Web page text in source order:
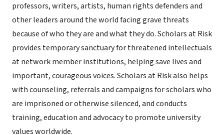
professors, writers, artists, human rights defenders and
other leaders around the world facing grave threats
because of who they are and what they do. Scholars at Risk
provides temporary sanctuary for threatened intellectuals
at network member institutions, helping save lives and
important, courageous voices. Scholars at Risk also helps
with counseling, referrals and campaigns for scholars who
are imprisoned or otherwise silenced, and conducts
training, education and advocacy to promote university
values worldwide.